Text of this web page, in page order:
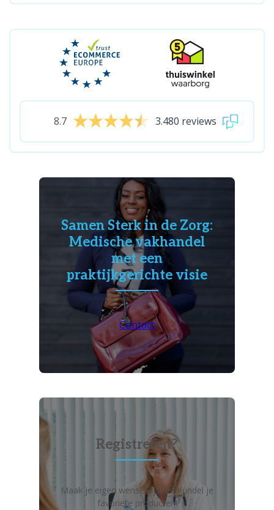
8.7 3.480 reviews
Samen Sterk in de Zorg:
Medische vakhandel
met een
praktijkgerichte visie
Contact
Registreren?
Maak je eigen wensenlijst en bundel je
favoriete producten!